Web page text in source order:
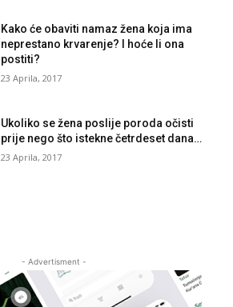
Kako će obaviti namaz žena koja ima
neprestano krvarenje? I hoće li ona
postiti?
23 Aprila, 2017
Ukoliko se žena poslije poroda očisti
prije nego što istekne četrdeset dana…
23 Aprila, 2017
- Advertisment -